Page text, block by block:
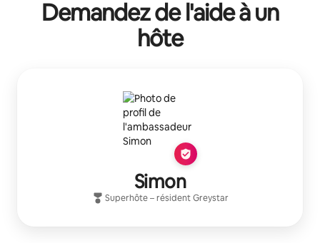
Demandez de l'aide à un
hôte
Simon
Superhôte– résidentGreystar